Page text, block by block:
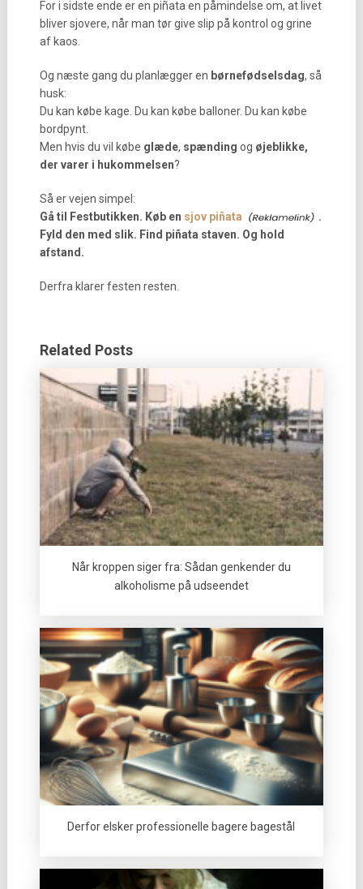
For i sidste ende er en piñata en påmindelse om, at livet
bliver sjovere, når man tør give slip på kontrol og grine
af kaos.
Og næste gang du planlægger en børnefødselsdag, så
husk:
Du kan købe kage. Du kan købe balloner. Du kan købe
bordpynt.
Men hvis du vil købe glæde, spænding og øjeblikke,
der varer i hukommelsen?
Så er vejen simpel:
Gå til Festbutikken. Køb en sjov piñata
.
Fyld den med slik. Find piñata staven. Og hold
afstand.
Derfra klarer festen resten.
Related Posts
Når kroppen siger fra: Sådan genkender du
alkoholisme på udseendet
Derfor elsker professionelle bagere bagestål